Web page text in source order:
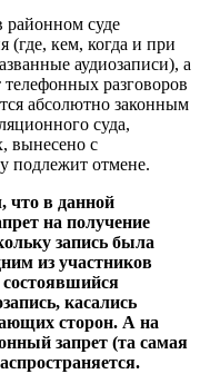
суде
(где, кем, когда и при
аудиозаписи), а
разговоров
абсолютно законным
суда,
вынесено с
подлежит отмене.
что в данной
на получение
запись была
из участников
состоявшийся
касались
сторон. А на
запрет (та самая